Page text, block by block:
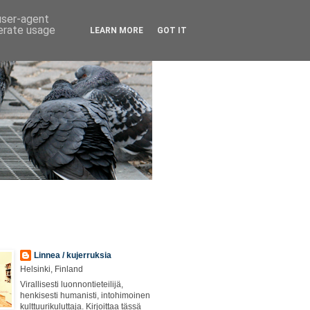
Linnea / kujerruksia
Helsinki, Finland
Virallisesti luonnontieteilijä,
henkisesti humanisti, intohimoinen
kulttuurikuluttaja. Kirjoittaa tässä
agent
usage
LEARN MORE GOT IT